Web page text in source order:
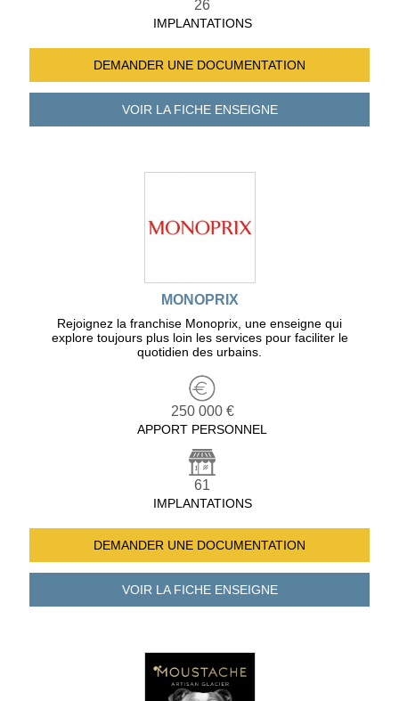
26
IMPLANTATIONS
DEMANDER UNE DOCUMENTATION
VOIR LA FICHEENSEIGNE
MONOPRIX
Rejoignez la franchise Monoprix, une enseigne qui
explore toujours plus loin les services pour faciliter le
quotidien des urbains.
250 000 €
APPORT PERSONNEL
61
IMPLANTATIONS
DEMANDER UNE DOCUMENTATION
VOIR LA FICHEENSEIGNE